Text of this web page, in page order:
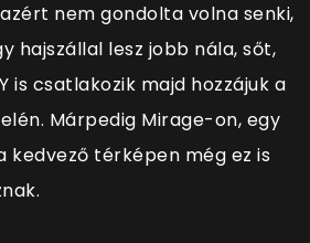
nem gondolta volna senki,
hajszállal lesz jobb nála, sőt,
is csatlakozik majd hozzájuk a
Márpedig Mirage-on, egy
kedvező térképen még ez is